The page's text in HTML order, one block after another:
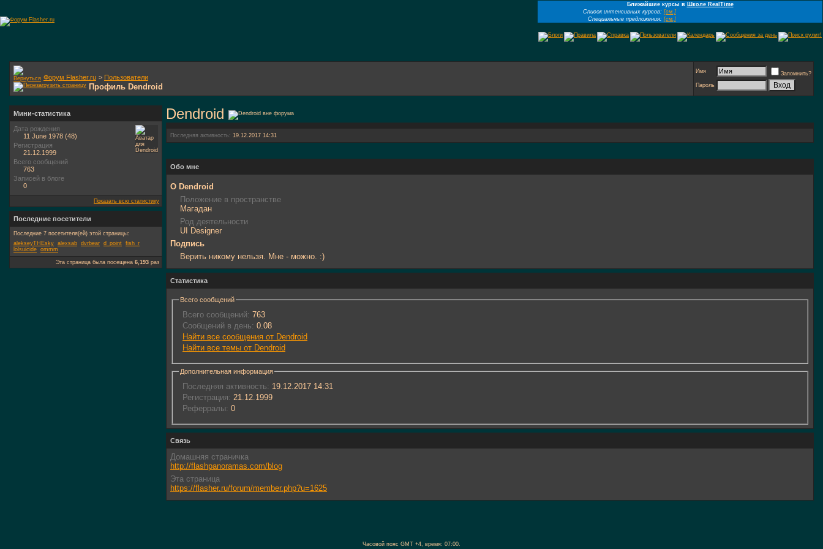
Ближайшие курсы в Школе RealTime
Список интенсивных курсов: [см.]
Специальные предложения: [см.]
Форум Flasher.ru > Пользователи
Профиль Dendroid
Имя
Запомнить?
Пароль
Dendroid
Последняя активность: 19.12.2017 14:31
Обо мне
О Dendroid
Положение в пространстве
Магадан
Род деятельности
UI Designer
Подпись
Верить никому нельзя. Мне - можно. :)
Статистика
Всего сообщений
Всего сообщений: 763
Сообщений в день: 0.08
Найти все сообщения от Dendroid
Найти все темы от Dendroid
Дополнительная информация
Последняя активность: 19.12.2017 14:31
Регистрация: 21.12.1999
Реферралы: 0
Связь
Домашняя страничка
http://flashpanoramas.com/blog
Эта страница
https://flasher.ru/forum/member.php?u=1625
Мини-статистика
Дата рождения
11 June 1978 (48)
Регистрация
21.12.1999
Всего сообщений
763
Записей в блоге
0
Показать всю статистику
Последние посетители
Последние 7 посетителя(ей) этой страницы:
alekseyTHEsky alexsab dvrbear d_point fish_r
lolsuicide ommm
Эта страница была посещена 6,193 раз
Часовой пояс GMT +4, время: 07:00